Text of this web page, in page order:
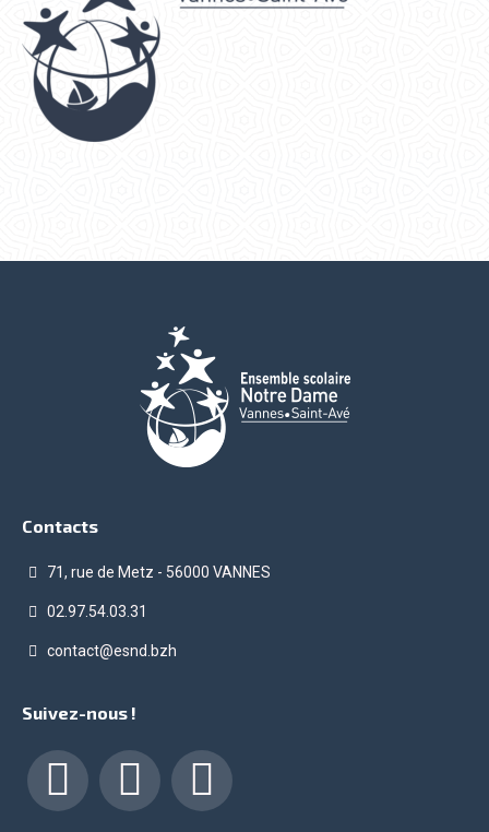
Contacts
71, rue de Metz - 56000 VANNES
02.97.54.03.31
contact@esnd.bzh
Suivez-nous !
Facebook LinkedIn Instagram